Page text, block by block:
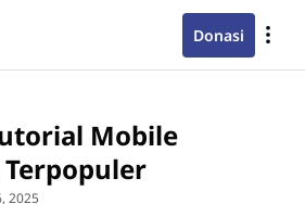
Donasi
Mobile
2025